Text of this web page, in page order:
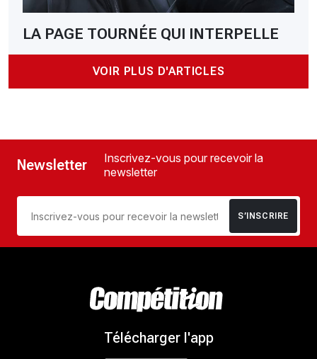
LA PAGE TOURNÉE QUI INTERPELLE
VOIR PLUS D'ARTICLES
Newsletter
Inscrivez-vous pour recevoir la
newsletter
S’INSCRIRE
Télécharger l'app